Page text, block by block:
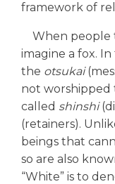
framework of
When people
imagine a fox.
the otsukai
not worshipped
called shinshi
(retainers).
beings that
so are also
“White” is to